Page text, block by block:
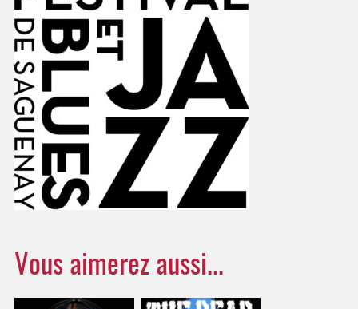
Vous aimerez aussi...